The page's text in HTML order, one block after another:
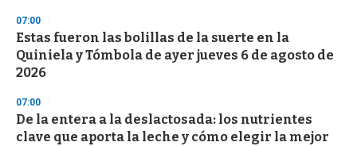
07:00
Estas fueron las bolillas de la suerte en la
Quiniela y Tómbola de ayer jueves 6 de agosto de
2026
07:00
De la entera a la deslactosada: los nutrientes
clave que aporta la leche y cómo elegir la mejor